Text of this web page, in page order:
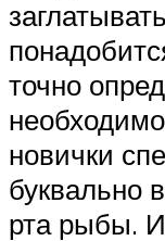
точно
новички
буквально
рта рыбы.